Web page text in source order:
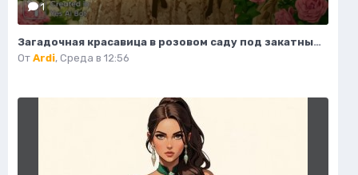
1
Загадочная красавица в розовом саду под закатным небом. Изображение из нейросети Миджорни
От Ardi, Среда в 12:56